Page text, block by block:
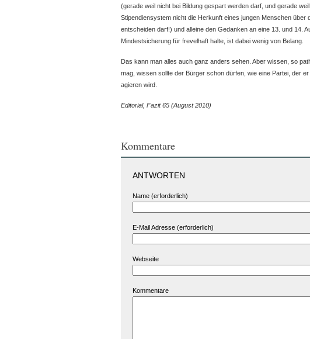
(gerade weil nicht bei Bildung gespart werden darf, und gerade
Stipendiensystem nicht die Herkunft eines jungen Menschen über
entscheiden darf!) und alleine den Gedanken an eine 13. und 14.
Mindestsicherung für frevelhaft halte, ist dabei wenig von Belang.
Das kann man alles auch ganz anders sehen. Aber wissen, so
mag, wissen sollte der Bürger schon dürfen, wie eine Partei, der er
agieren wird.
Editorial, Fazit 65 (August 2010)
Kommentare
ANTWORTEN
Name (erforderlich)
E-Mail Adresse (erforderlich)
Webseite
Kommentare